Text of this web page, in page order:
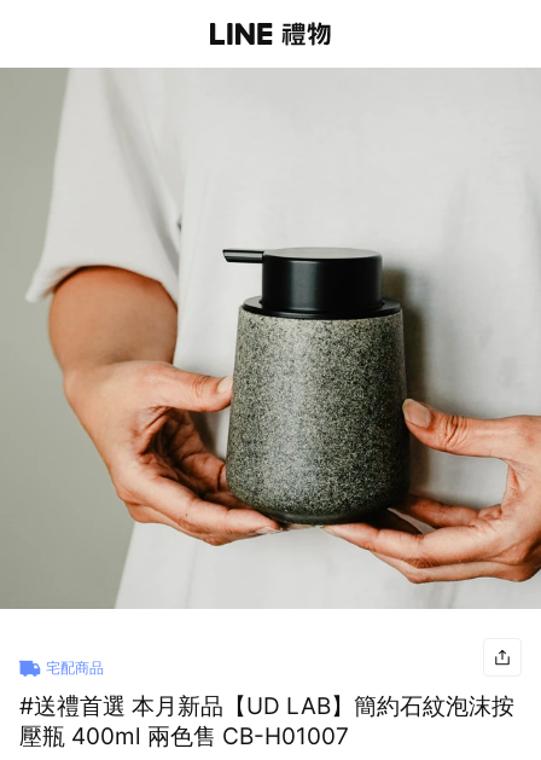
宅配商品
#送禮首選 本月新品【UD LAB】簡約石紋泡沫按
壓瓶 400ml 兩色售 CB-H01007